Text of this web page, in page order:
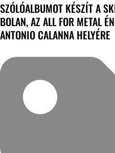
SZÓLÓALBUMOT KÉSZÍT A
BOLAN, AZ ALL FOR METAL
ANTONIO CALANNA HELYÉRE